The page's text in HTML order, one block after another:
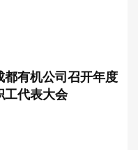
都有机公司召开年度
工代表大会